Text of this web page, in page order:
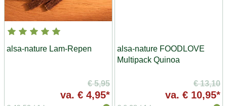
alsa-nature Lam-Repen
€ 5,95
va. € 4,95*
alsa-nature FOODLOVE
Multipack Quinoa
€ 13,10
va. € 10,95*